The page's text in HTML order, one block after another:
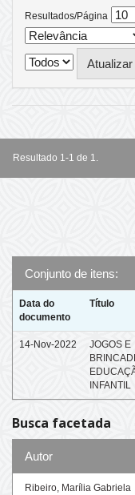
Resultados/Página
Resultado 1-1 de 1.
Conjunto de itens:
Data do
documento
Título
14-Nov-2022
JOGOS E
INFANTIL
Busca facetada
Autor
Ribeiro, Marília Gabriela